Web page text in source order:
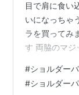
目で肩に食い
いになっちゃ
ラを買ってみ
す 両脇のマジ
フカのメッシ
り辛いけど結
#ショルダー
#ショルダー